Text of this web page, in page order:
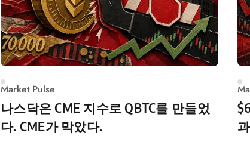
Market Pulse
나스닥은 CME 지수로 QBTC를 만들었
다. CME가 막았다.